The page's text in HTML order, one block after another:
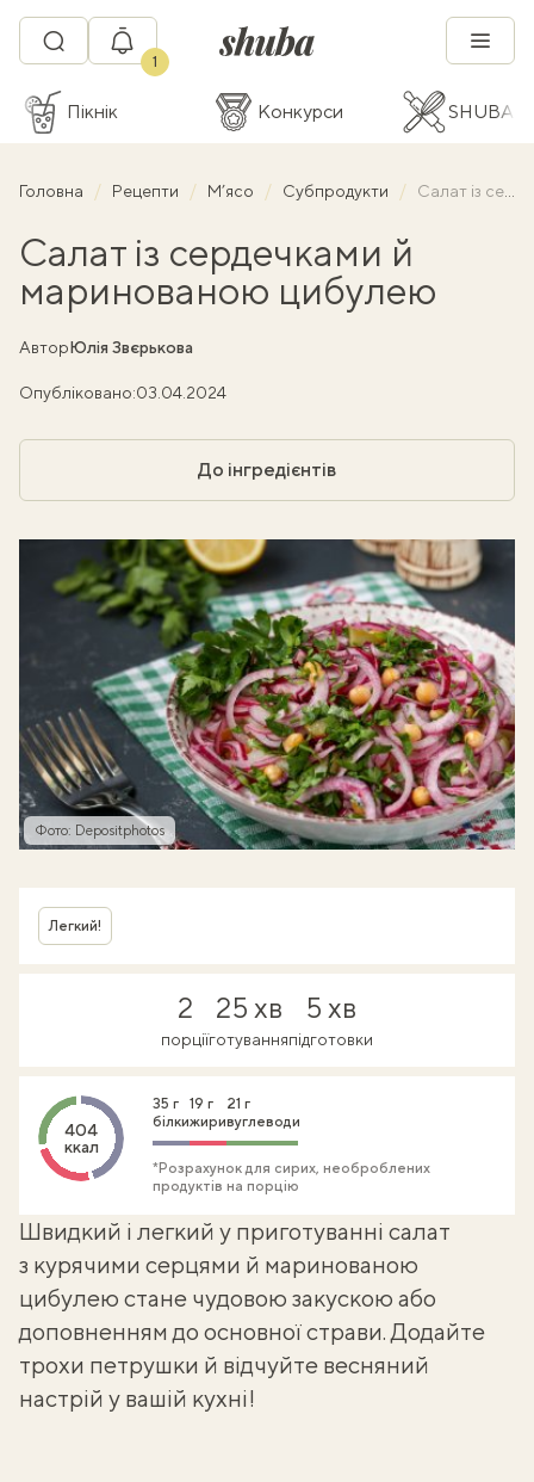
1
Пікнік Конкурси SHUBA
Головна Рецепти М’ясо Субпродукти Салат із сердечками й маринованою цибулею
Салат із сердечками й
маринованою цибулею
АвторЮлія Звєрькова
Опубліковано:03.04.2024
До інгредієнтів
Фото: Depositphotos
Легкий!
2
порції
25 хв
готування
5 хв
підготовки
404
ккал
35 г
білки
19 г
жири
21 г
вуглеводи
*Розрахунок для сирих, необроблених
продуктів на порцію
Швидкий і легкий у приготуванні салат
з курячими серцями й маринованою
цибулею стане чудовою закускою або
доповненням до основної страви. Додайте
трохи петрушки й відчуйте весняний
настрій у вашій кухні!